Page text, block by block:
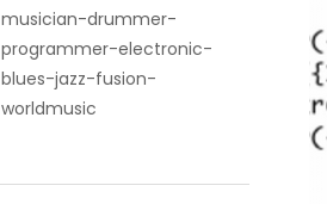
musician-drummer-
programmer-electronic-
blues-jazz-fusion-
worldmusic